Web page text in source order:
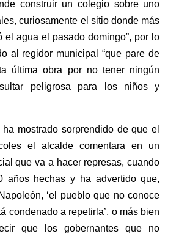
construir un colegio sobre uno
curiosamente el sitio donde más
el agua el pasado domingo”, por lo
al regidor municipal “que pare de
última obra por no tener ningún
peligrosa para los niños y
mostrado sorprendido de que el
el alcalde comentara en un
que va a hacer represas, cuando
años hechas y ha advertido que,
‘el pueblo que no conoce
condenado a repetirla’, o más bien
que los gobernantes que no